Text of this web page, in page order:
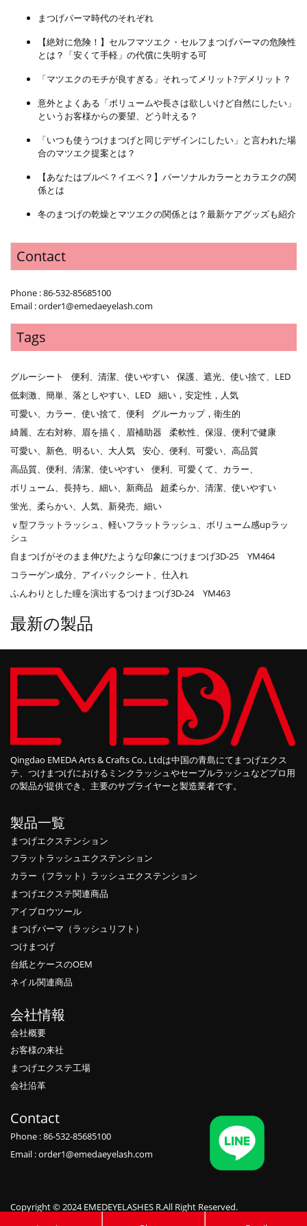
まつげパーマ時代のそれぞれ
【絶対に危険！】セルフマツエク・セルフまつげパーマの危険性
とは？「安くて手軽」の代償に失明する可
「マツエクのモチが良すぎる」それってメリット?デメリット？
意外とよくある「ボリュームや長さは欲しいけど自然にしたい」
というお客様からの要望、どう叶える？
「いつも使うつけまつげと同じデザインにしたい」と言われた場
合のマツエク提案とは？
【あなたはブルベ？イエベ？】パーソナルカラーとカラエクの関
係とは
冬のまつげの乾燥とマツエクの関係とは？最新ケアグッズも紹介
Contact
Phone : 86-532-85685100
Email : order1@emedaeyelash.com
Tags
グルーシート 便利、清潔、使いやすい
保護、遮光、使い捨て、LED
低刺激、簡単、落としやすい、LED
細い，安定性，人気
可愛い、カラー、使い捨て、便利
グルーカップ，衛生的
綺麗、左右対称、眉を描く、眉補助器
柔軟性、保湿、便利で健康
可愛い、新色、明るい、大人気
安心、便利、可愛い、高品質
高品質、便利、清潔、使いやすい
便利、可愛くて、カラー、
ボリューム、長持ち、細い、新商品
超柔らか、清潔、使いやすい
蛍光、柔らかい、人気、新発売、細い
ｖ型フラットラッシュ、軽いフラットラッシュ、ボリューム感upラッ
シュ
自まつげがそのまま伸びたような印象につけまつげ3D-25 YM464
コラーゲン成分、アイパックシート、仕入れ
ふんわりとした瞳を演出するつけまつげ3D-24 YM463
最新の製品
Qingdao EMEDA Arts & Crafts Co., Ltdは中国の青島にてまつげエクス
テ、つけまつげにおけるミンクラッシュやセーブルラッシュなどプロ用
の製品が提供でき、主要のサプライヤーと製造業者です。
製品一覧
まつげエクステンション
フラットラッシュエクステンション
カラー（フラット）ラッシュエクステンション
まつげエクステ関連商品
アイブロウツール
まつげパーマ（ラッシュリフト）
つけまつげ
台紙とケースのOEM
ネイル関連商品
会社情報
会社概要
お客様の来社
まつげエクステ工場
会社沿革
Contact
Phone : 86-532-85685100
Email : order1@emedaeyelash.com
Copyright © 2024 EMEDEYELASHES R.All Right Reserved.